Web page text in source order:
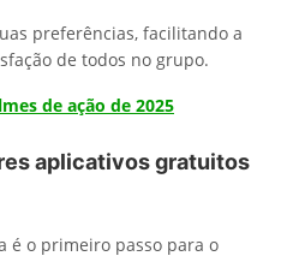
preferências, facilitando a
de todos no grupo.
de ação de 2025
aplicativos gratuitos
é o primeiro passo para o